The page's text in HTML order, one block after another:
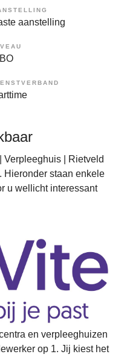
aanstelling
Verpleeghuis | Rietveld
Hieronder staan enkele
u wellicht interessant
en verpleeghuizen
op 1. Jij kiest het